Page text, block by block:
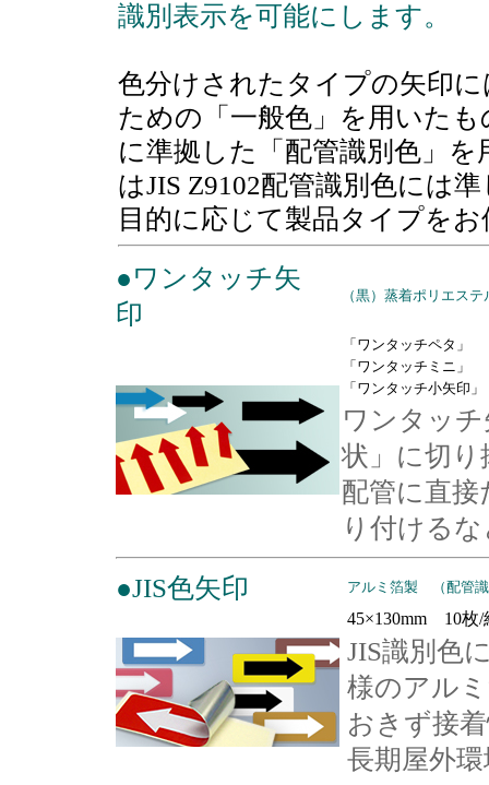
識別表示を可能にします。
色分けされたタイプの矢印
ための「一般色」を用いた
に準拠した「配管識別色」
はJIS Z9102配管識別色には
目的に応じて製品タイプを
●ワンタッチ矢
印
（黒）蒸着ポリエス
「ワンタッチペタ」
「ワンタッチミニ」
「ワンタッチ小矢印」
ワンタッ
状」に切
配管に直
り付ける
●JIS色矢印 アルミ箔製 （配管
45×130mm 10枚/
JIS識別色
様のアル
おきず接
長期屋外